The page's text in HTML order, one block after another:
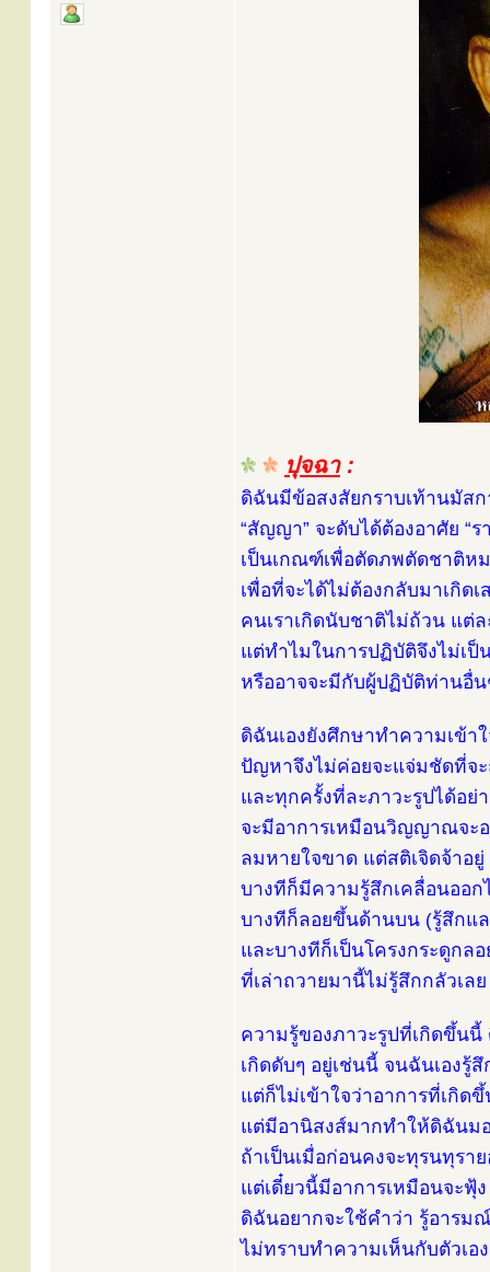
ปุจฉา:
ดิฉันมีข้อสงสัยกราบเท้านมัสก
“สัญญา” จะดับได้ต้องอาศัย “ร
เป็นเกณฑ์เพื่อตัดภพตัดชาติห
เพื่อที่จะได้ไม่ต้องกลับมาเกิด
คนเราเกิดนับชาติไม่ถ้วน แต่
แต่ทำไมในการปฏิบัติจึงไม่เ
หรืออาจจะมีกับผู้ปฏิบัติท่านอื่น
ดิฉันเองยังศึกษาทำความเข้า
ปัญหาจึงไม่ค่อยจะแจ่มชัดที่จ
และทุกครั้งที่ละภาวะรูปได้อย่
จะมีอาการเหมือนวิญญาณจะ
ลมหายใจขาด แต่สติเจิดจ้าอ
บางทีก็มีความรู้สึกเคลื่อนออ
บางทีก็ลอยขึ้นด้านบน (รู้สึกแ
และบางทีก็เป็นโครงกระดูกล
ที่เล่าถวายมานี้ไม่รู้สึกกลัวเล
ความรู้ของภาวะรูปที่เกิดขึ้นนี้
เกิดดับๆ อยู่เช่นนี้ จนฉันเองรู้
แต่ก็ไม่เข้าใจว่าอาการที่เกิด
แต่มีอานิสงส์มากทำให้ดิฉันม
ถ้าเป็นเมื่อก่อนคงจะทุรนทุรา
แต่เดี๋ยวนี้มีอาการเหมือนจะฟุ้
ดิฉันอยากจะใช้คำว่า รู้อารม
ไม่ทราบทำความเห็นกับตัวเอ